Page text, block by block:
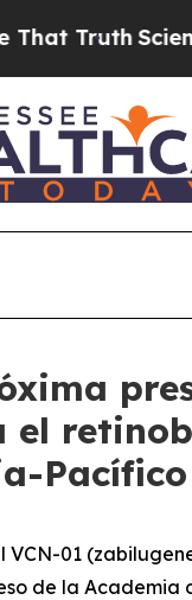
el
Pacífico
01
de la Academia